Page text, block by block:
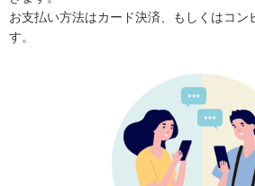
お支払い方法はカード決済、もしくはコン
す。